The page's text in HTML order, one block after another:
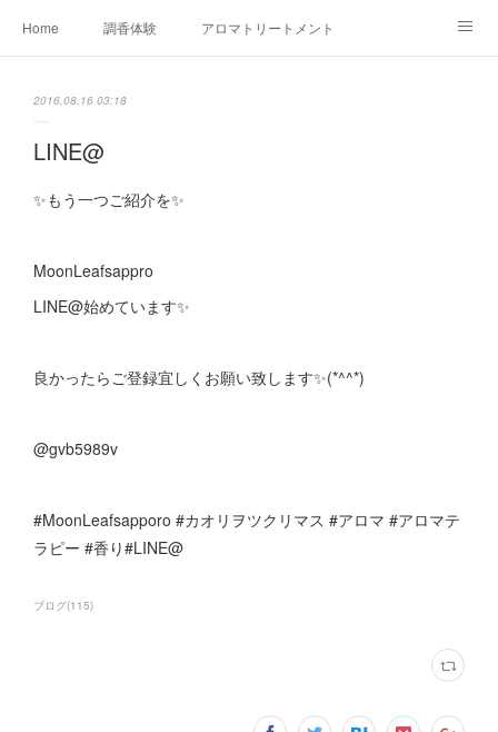
Home 調香体験 アロマトリートメントMenu
Ameblo
2016.08.16 03:18
LINE@
✨もう一つご紹介を✨
MoonLeafsappro
LINE@始めています✨
良かったらご登録宜しくお願い致します✨(*^^*)
@gvb5989v
#MoonLeafsapporo #カオリヲツクリマス #アロマ #アロマテ
ラピー #香り#LINE@
ブログ(115)